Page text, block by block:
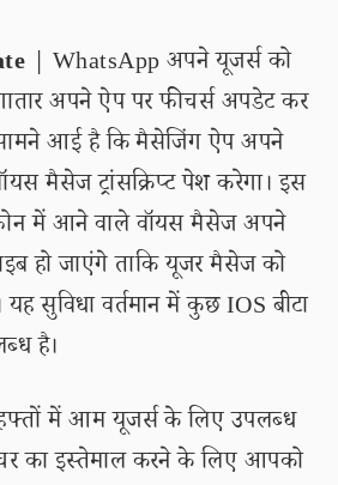
| WhatsApp अपने यूजर्स को
अपने ऐप पर फीचर्स अपडेट कर
आई है कि मैसेजिंग ऐप अपने
मैसेज ट्रांसक्रिप्ट पेश करेगा। इस
में आने वाले वॉयस मैसेज अपने
हो जाएंगे ताकि यूजर मैसेज को
सुविधा वर्तमान में कुछ IOS बीटा
है।
में आम यूजर्स के लिए उपलब्ध
का इस्तेमाल करने के लिए आपको